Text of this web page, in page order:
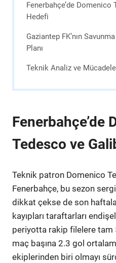
Fenerbahçe’de
Hedefi
Gaziantep FK’nın
Planı
Teknik Analiz ve
Fenerbahçe’de
Tedesco ve
Teknik patron Domenico
Fenerbahçe, bu sezon
dikkat çekse de son
kayıpları taraftarları
periyotta rakip filelere tam
maç başına 2.3 gol
ekiplerinden biri olmayı